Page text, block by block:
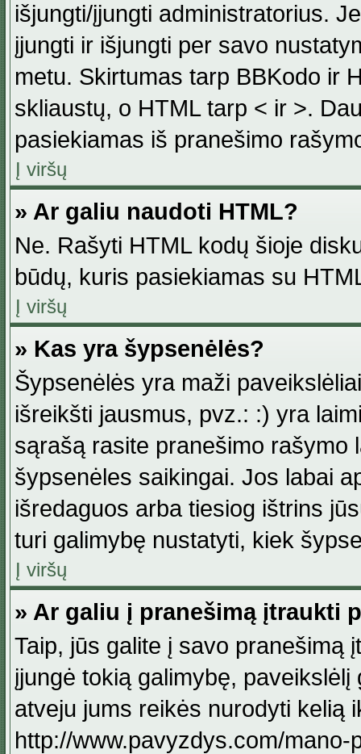
išjungti/įjungti administratorius.
įjungti ir išjungti per savo
metu. Skirtumas tarp BBKodo ir
skliaustų, o HTML tarp < ir >.
pasiekiamas iš pranešimo
Į viršų
» Ar galiu naudoti HTML?
Ne. Rašyti HTML kodų šioje
būdų, kuris pasiekiamas su
Į viršų
» Kas yra šypsenėlės?
Šypsenėlės yra maži
išreikšti jausmus, pvz.: :) yra
sąrašą rasite pranešimo rašymo
šypsenėles saikingai. Jos labai
išredaguos arba tiesiog ištrins
turi galimybę nustatyti, kiek
Į viršų
» Ar galiu į pranešimą įtraukti
Taip, jūs galite į savo pranešimą
įjungė tokią galimybę,
atveju jums reikės nurodyti kelią
http://www.pavyzdys.com/